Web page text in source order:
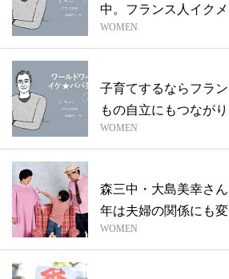
中。フランス人イク
場合／...
WOMEN
子育てするならフラ
もの自立にもつなが
ク...
WOMEN
森三中・大島美幸さ
年は夫婦の関係にも変
WOMEN